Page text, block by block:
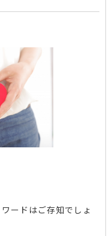
ードはご存知でしょ